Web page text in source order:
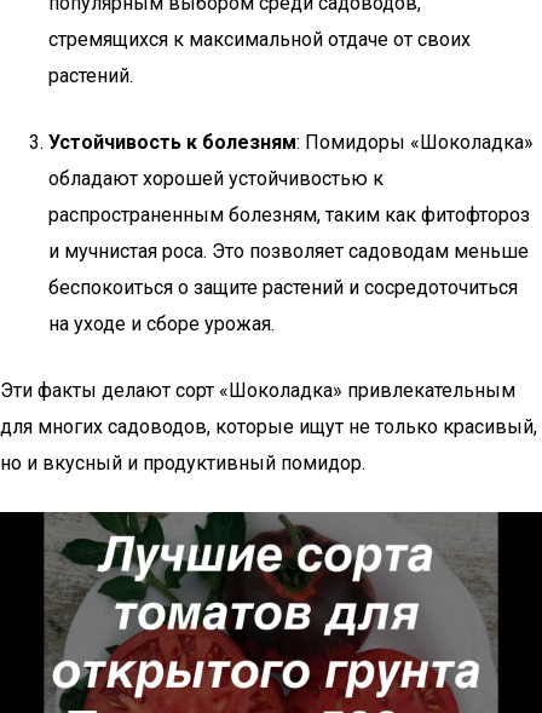
стремящихся к максимальной отдаче от своих
растений.
Устойчивость к болезням: Помидоры «Шоколадка»
обладают хорошей устойчивостью к
распространенным болезням, таким как фитофтороз
и мучнистая роса. Это позволяет садоводам меньше
беспокоиться о защите растений и сосредоточиться
на уходе и сборе урожая.
Эти факты делают сорт «Шоколадка» привлекательным
для многих садоводов, которые ищут не только красивый,
но и вкусный и продуктивный помидор.